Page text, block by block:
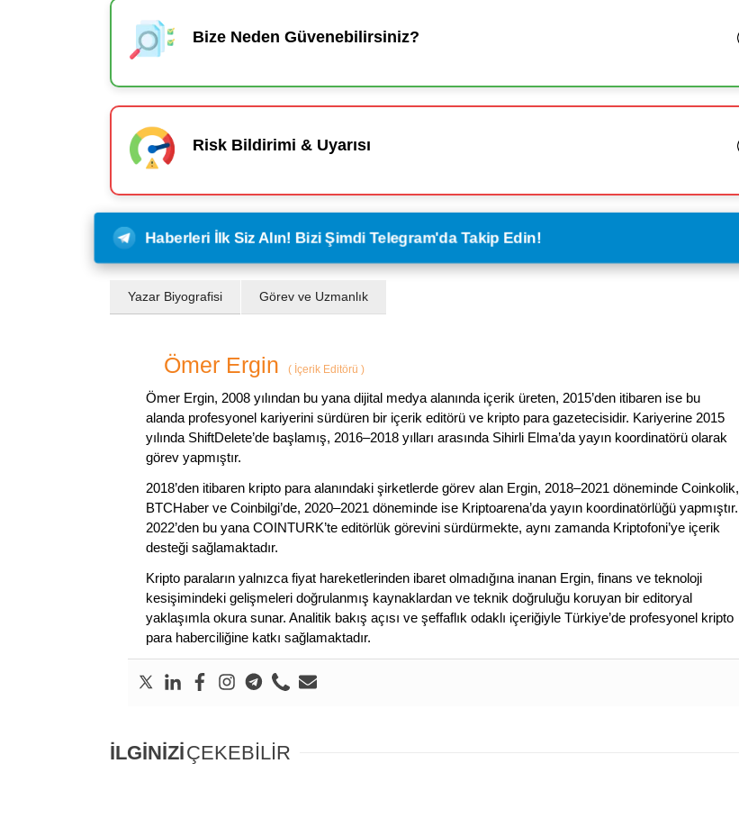
Bize Neden Güvenebilirsiniz?
Risk Bildirimi & Uyarısı
Haberleri İlk Siz Alın! Bizi Şimdi Telegram'da Takip Edin!
Yazar Biyografisi Görev ve Uzmanlık
Ömer Ergin ( İçerik Editörü )
Ömer Ergin, 2008 yılından bu yana dijital medya alanında içerik üreten, 2015’den itibaren ise bu
alanda profesyonel kariyerini sürdüren bir içerik editörü ve kripto para gazetecisidir. Kariyerine 2015
yılında ShiftDelete’de başlamış, 2016–2018 yılları arasında Sihirli Elma’da yayın koordinatörü olarak
görev yapmıştır.
2018’den itibaren kripto para alanındaki şirketlerde görev alan Ergin, 2018–2021 döneminde Coinkolik,
BTCHaber ve Coinbilgi’de, 2020–2021 döneminde ise Kriptoarena’da yayın koordinatörlüğü yapmıştır.
2022’den bu yana COINTURK’te editörlük görevini sürdürmekte, aynı zamanda Kriptofoni’ye içerik
desteği sağlamaktadır.
Kripto paraların yalnızca fiyat hareketlerinden ibaret olmadığına inanan Ergin, finans ve teknoloji
kesişimindeki gelişmeleri doğrulanmış kaynaklardan ve teknik doğruluğu koruyan bir editoryal
yaklaşımla okura sunar. Analitik bakış açısı ve şeffaflık odaklı içeriğiyle Türkiye’de profesyonel kripto
para haberciliğine katkı sağlamaktadır.
İLGİNİZİÇEKEBİLİR